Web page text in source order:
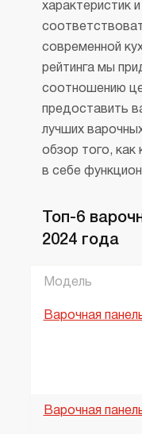
характеристик
современной
рейтинга мы
соотношению
предоставить
лучших
обзор того, как
в себе
Топ-6
2024 года
Модель
Варочная
Варочная